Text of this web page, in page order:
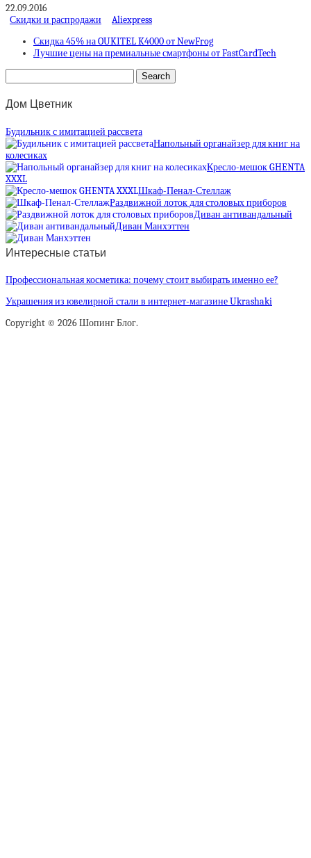
22.09.2016
Скидки и распродажи
Aliexpress
Скидка 45% на OUKITEL K4000 от NewFrog
Лучшие цены на премиальные смартфоны от FastCardTech
Дом Цветник
Будильник с имитацией рассвета
Напольный органайзер для книг на
колесиках
Кресло-мешок GHENTA
XXXL
Шкаф-Пенал-Стеллаж
Раздвижной лоток для столовых приборов
Диван антивандальный
Диван Манхэттен
Интересные статьи
Профессиональная косметика: почему стоит выбирать именно ее?
Украшения из ювелирной стали в интернет-магазине Ukrashaki
Copyright © 2026 Шопинг Блог.